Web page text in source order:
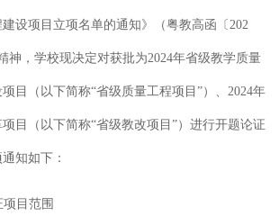
设项目立项名单的通知》（粤教高函〔202
神，学校现决定对获批为2024年省级教学质量
目（以下简称“省级质量工程项目”）、2024年
目（以下简称“省级教改项目”）进行开题论证
知如下：
目范围